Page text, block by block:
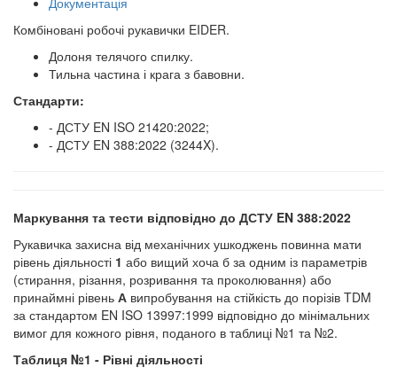
Комбіновані робочі рукавички EIDER.
Долоня телячого спилку.
Тильна частина і крага з бавовни.
Стандарти:
- ДСТУ EN ISO 21420:2022;
- ДСТУ EN 388:2022 (3244X).
Маркування та тести відповідно до ДСТУ EN 388:2022
Рукавичка захисна від механічних ушкоджень повинна мати
рівень діяльності 1 або вищий хоча б за одним із параметрів
(стирання, різання, розривання та проколювання) або
принаймні рівень А випробування на стійкість до порізів TDM
за стандартом EN ISO 13997:1999 відповідно до мінімальних
вимог для кожного рівня, поданого в таблиці №1 та №2.
Таблиця №1 - Рівні діяльності